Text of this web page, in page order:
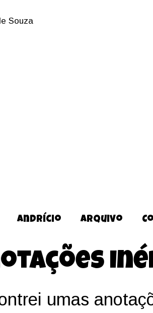
Andrício Arquivo
umas